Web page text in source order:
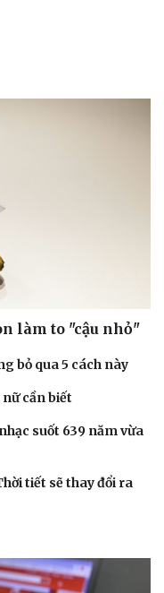
điệu
làm to "cậu nhỏ"
bỏ qua 5 cách này
cần biết
suốt 639 năm vừa
tiết sẽ thay đổi ra